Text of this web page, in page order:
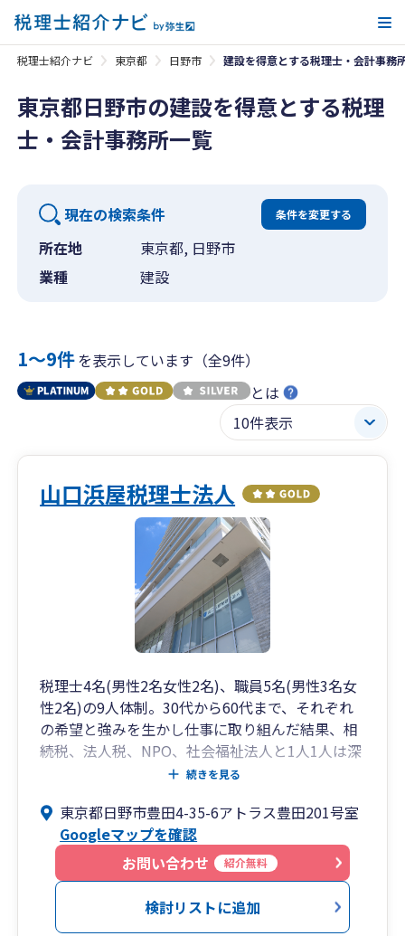
税理士紹介ナビ 東京都 日野市 建設を得意とする税理士・会計事務
東京都日野市の建設を得意とする税理
士・会計事務所一覧
現在の検索条件 条件を変更する
所在地
東京都, 日野市
業種
建設
1〜9件を表示しています（全9件）
とは
山口浜屋税理士法人
税理士4名(男性2名女性2名)、職員5名(男性3名女
性2名)の9人体制。30代から60代まで、それぞれ
の希望と強みを生かし仕事に取り組んだ結果、相
続税、法人税、NPO、社会福祉法人と1人1人は深
く、事務所は幅広く業務を行うことができていま
にも挑戦。
月1回のチーム会議、幹部による経営会議で仕事
を属人化せずスピーディーに課題の解決にあたる
ことを大事にしています。自然に報連相が行われ
る風通しのよい事務所ですからチーム力で皆様の
お力になれたらと思っております。
続きを見る
東京都日野市豊田4-35-6アトラス豊田201号室
Googleマップを確認
お問い合わせ
紹介無料
検討リストに追加